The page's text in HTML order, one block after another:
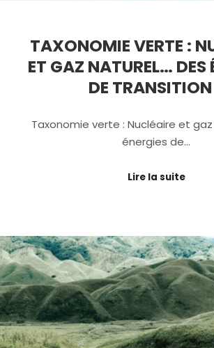
TAXONOMIE VERTE :
ET GAZ NATUREL… DES
DE
Taxonomie verte : Nucléaire et
énergies de…
Lire la suite